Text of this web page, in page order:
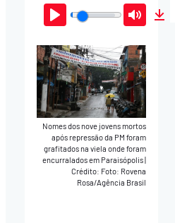
Play Mute
Nomes dos nove jovens mortos
após repressão da PM foram
grafitados na viela onde foram
encurralados em Paraisópolis
Crédito: Foto: Rovena
Rosa/Agência Brasil